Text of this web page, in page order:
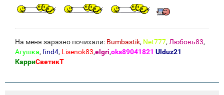
На меня заразно почихали: Bumbastik, Net777, Любовь83,
Агушка, find4, Lisenok83,elgri,oks89041821 Ulduz21
КарриСветикТ